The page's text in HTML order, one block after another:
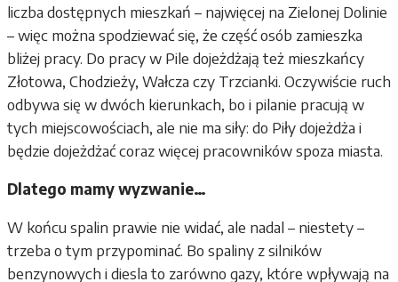
liczba dostępnych mieszkań – najwięcej na Zielonej Dolinie
– więc można spodziewać się, że część osób zamieszka
bliżej pracy. Do pracy w Pile dojeżdżają też mieszkańcy
Złotowa, Chodzieży, Wałcza czy Trzcianki. Oczywiście ruch
odbywa się w dwóch kierunkach, bo i pilanie pracują w
tych miejscowościach, ale nie ma siły: do Piły dojeżdża i
będzie dojeżdżać coraz więcej pracowników spoza miasta.
Dlatego mamy wyzwanie…
W końcu spalin prawie nie widać, ale nadal – niestety –
trzeba o tym przypominać. Bo spaliny z silników
benzynowych i diesla to zarówno gazy, które wpływają na